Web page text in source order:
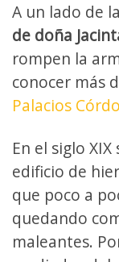
A un lado de
de doña
rompen la
conocer más
Palacios
En el siglo
edificio de
que poco a
quedando
maleantes.